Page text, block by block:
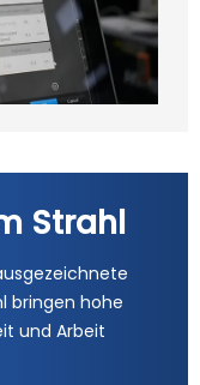
Strahl
bringen hohe
und Arbeit